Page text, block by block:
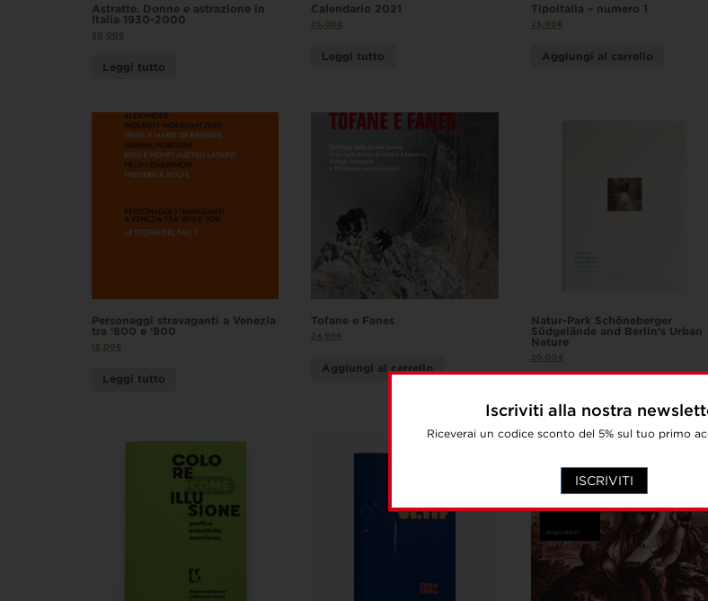
Iscriviti alla nostra
Riceverai un codice sconto del 5% sul tuo primo
ISCRIVITI
Astratte. Donne e astrazione in
Italia 1930-2000
30,00€
Leggi tutto
Calendario 2021
25,00€
Leggi tutto
Tipoitalia – numero 1
25,00€
Aggiungi al carrello
Personaggi stravaganti a Venezia
tra ‘800 e ‘900
15,00€
Leggi tutto
Tofane e Fanes
24,90€
Aggiungi al carrello
Natur-Park Schöneberger
Südgelände and Berlin’s Urban
Nature
20,00€